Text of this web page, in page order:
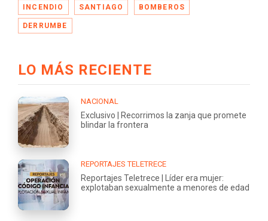
INCENDIO SANTIAGO BOMBEROS
DERRUMBE
LO MÁS RECIENTE
NACIONAL
Exclusivo | Recorrimos la zanja que promete
blindar la frontera
REPORTAJES TELETRECE
Reportajes Teletrece | Líder era mujer:
explotaban sexualmente a menores de edad